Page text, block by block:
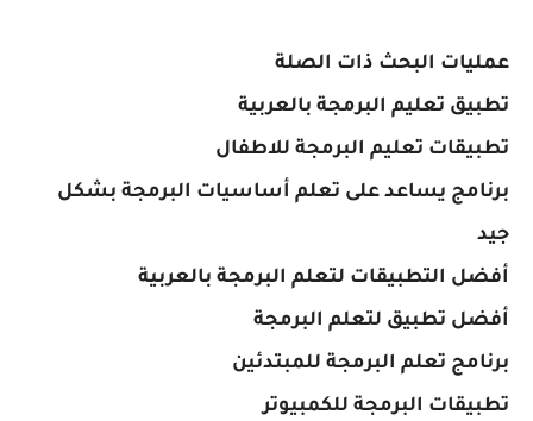
عمليات البحث ذات الصلة
تطبيق تعليم البرمجة بالعربية
تطبيقات تعليم البرمجة للاطفال
برنامج يساعد على تعلم أساسيات البرمجة بشكل
جيد
أفضل التطبيقات لتعلم البرمجة بالعربية
أفضل تطبيق لتعلم البرمجة
برنامج تعلم البرمجة للمبتدئين
تطبيقات البرمجة للكمبيوتر